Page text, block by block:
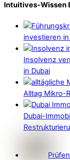
Intuitives-Wissen
investieren
Insolvenz
in Dubai
Alltag Mikro-
Dubai-